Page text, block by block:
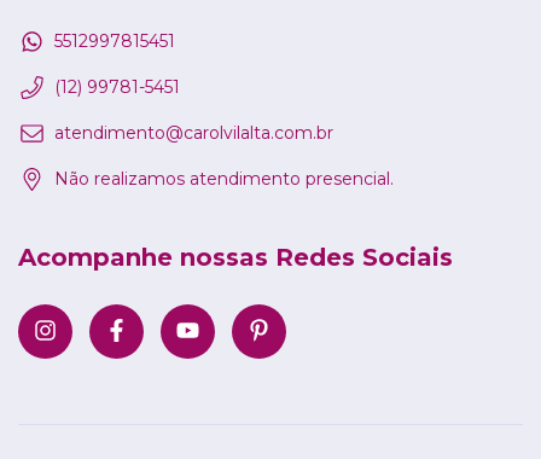
5512997815451
(12) 99781-5451
atendimento@carolvilalta.com.br
Não realizamos atendimento presencial.
Acompanhe nossas Redes Sociais